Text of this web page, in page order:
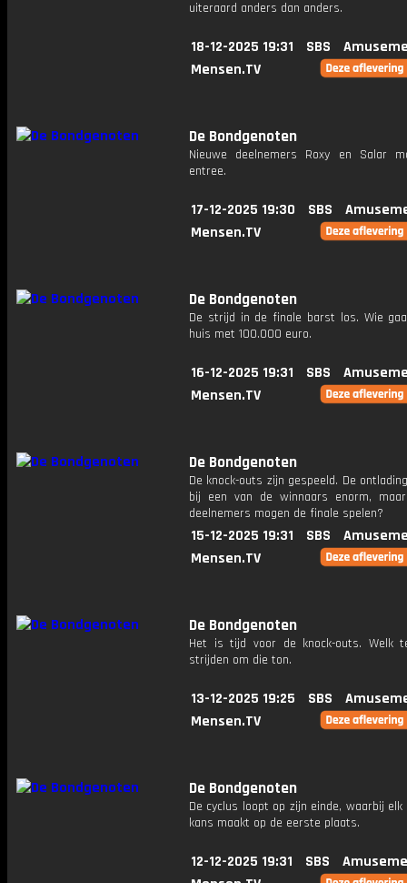
uiteraard anders dan anders.
18-12-2025 19:31 SBS
Mensen.TV
De Bondgenoten
Nieuwe deelnemers Roxy en Salar
entree.
17-12-2025 19:30 SBS
Mensen.TV
De Bondgenoten
De strijd in de finale barst los. Wie
huis met 100.000 euro.
16-12-2025 19:31 SBS
Mensen.TV
De Bondgenoten
De knock-outs zijn gespeeld. De
bij een van de winnaars enorm,
deelnemers mogen de finale spelen?
15-12-2025 19:31 SBS
Mensen.TV
De Bondgenoten
Het is tijd voor de knock-outs. Welk
strijden om die ton.
13-12-2025 19:25 SBS
Mensen.TV
De Bondgenoten
De cyclus loopt op zijn einde, waarbij
kans maakt op de eerste plaats.
12-12-2025 19:31 SBS